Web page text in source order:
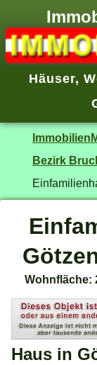
Häuser,
Bezirk
Wohnfläche:
Haus in